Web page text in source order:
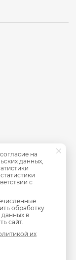
на
данных,
с
обработку
данных в
сайт.
их